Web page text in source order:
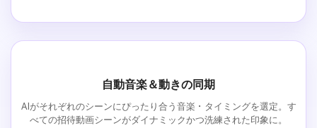
自動音楽＆動きの同期
AIがそれぞれのシーンにぴったり合う音楽・タイミングを選定。す
べての招待動画シーンがダイナミックかつ洗練された印象に。